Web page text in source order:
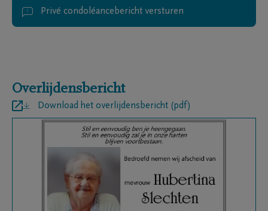
Privé condoléancebericht versturen
Overlijdensbericht
Download het overlijdensbericht (pdf)